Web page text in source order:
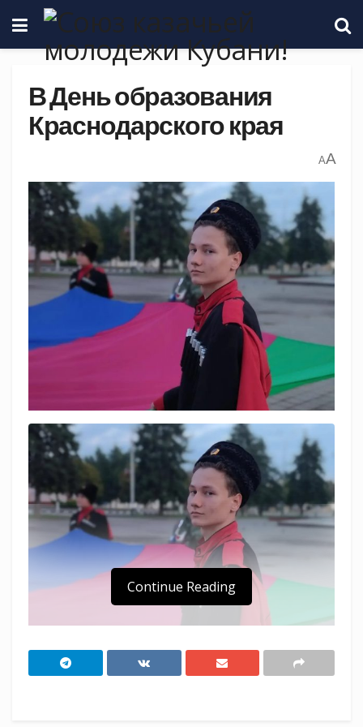
В День образования
Краснодарского края
AA
Continue Reading